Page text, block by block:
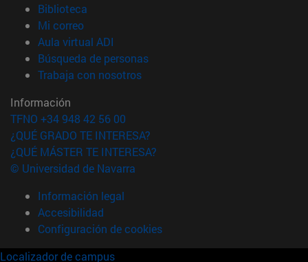
Biblioteca
Mi correo(abre en nueva ventana)
Aula virtual ADI
Búsqueda de personas(abre en nueva ventana)
Trabaja con nosotros(abre en nueva ventana)
Información
TFNO +34 948 42 56 00
¿QUÉ GRADO TE INTERESA?
¿QUÉ MÁSTER TE INTERESA?
© Universidad de Navarra
Información legal
Accesibilidad
Configuración de cookies
Localizador de campus